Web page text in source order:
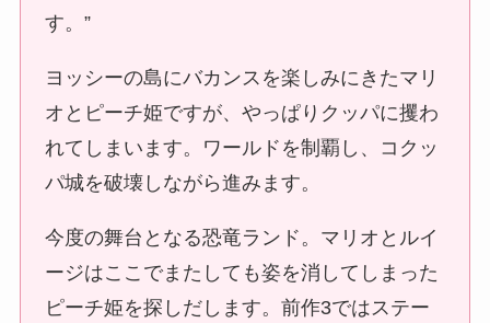
す。”
ヨッシーの島にバカンスを楽しみにきたマリ
オとピーチ姫ですが、やっぱりクッパに攫わ
れてしまいます。ワールドを制覇し、コクッ
パ城を破壊しながら進みます。
今度の舞台となる恐竜ランド。マリオとルイ
ージはここでまたしても姿を消してしまった
ピーチ姫を探しだします。前作3ではステー